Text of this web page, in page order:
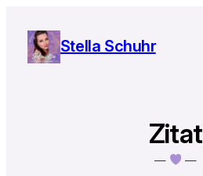
Inhalt
springen
Stella Schuhr
Zitat
—
—